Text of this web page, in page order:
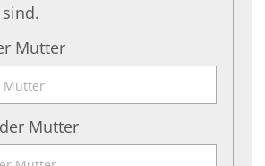
Mutter
Mutter